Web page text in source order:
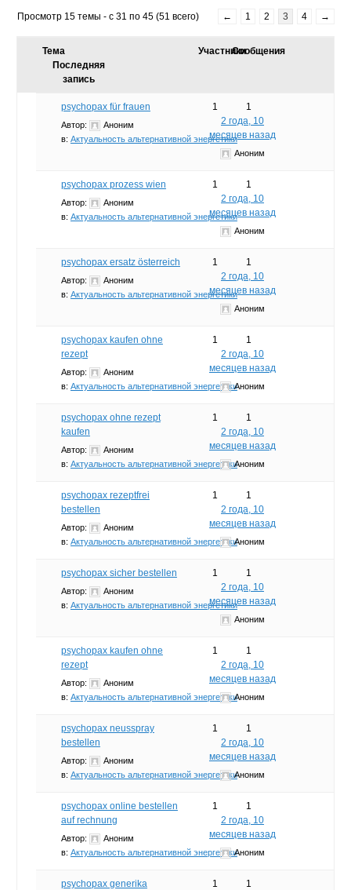
Просмотр 15 темы - с 31 по 45 (51 всего) ← 1 2 3 4 →
Тема УчастникиСообщения
Последняя
запись
psychopax für frauen
Автор:
Аноним
в: Актуальность альтернативной энергетики
1
1
2 года, 10
месяцев назад
Аноним
psychopax prozess wien
Автор:
Аноним
в: Актуальность альтернативной энергетики
1
1
2 года, 10
месяцев назад
Аноним
psychopax ersatz österreich
Автор:
Аноним
в: Актуальность альтернативной энергетики
1
1
2 года, 10
месяцев назад
Аноним
psychopax kaufen ohne
rezept
Автор:
Аноним
в: Актуальность альтернативной энергетики
1
1
2 года, 10
месяцев назад
Аноним
psychopax ohne rezept
kaufen
Автор:
Аноним
в: Актуальность альтернативной энергетики
1
1
2 года, 10
месяцев назад
Аноним
psychopax rezeptfrei
bestellen
Автор:
Аноним
в: Актуальность альтернативной энергетики
1
1
2 года, 10
месяцев назад
Аноним
psychopax sicher bestellen
Автор:
Аноним
в: Актуальность альтернативной энергетики
1
1
2 года, 10
месяцев назад
Аноним
psychopax kaufen ohne
rezept
Автор:
Аноним
в: Актуальность альтернативной энергетики
1
1
2 года, 10
месяцев назад
Аноним
psychopax neusspray
bestellen
Автор:
Аноним
в: Актуальность альтернативной энергетики
1
1
2 года, 10
месяцев назад
Аноним
psychopax online bestellen
auf rechnung
Автор:
Аноним
в: Актуальность альтернативной энергетики
1
1
2 года, 10
месяцев назад
Аноним
psychopax generika
1
1